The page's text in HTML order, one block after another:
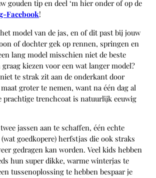
gouden tip en deel ‘m hier onder of op de
Facebook!
model van de jas, en of dit past bij jouw
of dochter gek op rennen, springen en
lang model misschien niet de beste
kiezen voor een wat langer model?
te strak zit aan de onderkant door
groter te nemen, want na één dag al
prachtige trenchcoat is natuurlijk eeuwig
jassen aan te schaffen, één echte
goedkopere) herfstjas die ook straks
gedragen kan worden. Veel kids hebben
hun super dikke, warme winterjas te
tussenoplossing te hebben bespaar je